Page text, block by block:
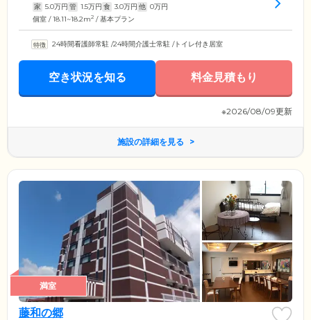
家 5.0万円 管 1.5万円 食 3.0万円 他 0万円
個室 / 18.11~18.2m2 / 基本プラン
24時間看護師常駐 /24時間介護士常駐 /トイレ付き居室
空き状況を知る 料金見積もり
※2026/08/09更新
施設の詳細を見る
満室
藤和の郷